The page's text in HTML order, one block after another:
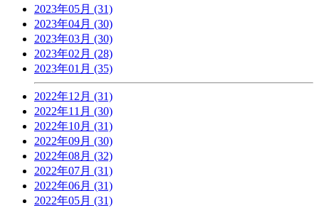
2023年05月 (31)
2023年04月 (30)
2023年03月 (30)
2023年02月 (28)
2023年01月 (35)
2022年12月 (31)
2022年11月 (30)
2022年10月 (31)
2022年09月 (30)
2022年08月 (32)
2022年07月 (31)
2022年06月 (31)
2022年05月 (31)